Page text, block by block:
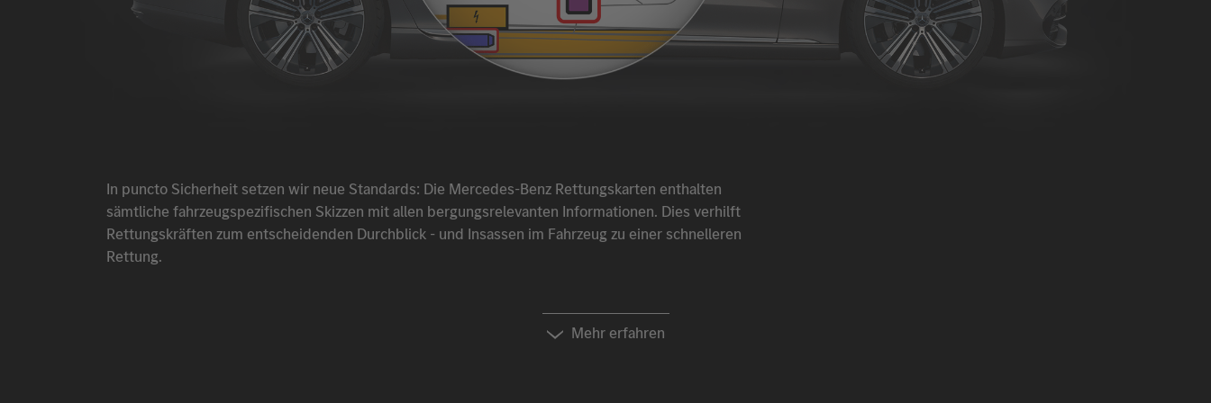
In puncto Sicherheit setzen wir neue Standards: Die Mercedes-Benz Rettungskarten enthalten
sämtliche fahrzeugspezifischen Skizzen mit allen bergungsrelevanten Informationen. Dies verhilft
Rettungskräften zum entscheidenden Durchblick - und Insassen im Fahrzeug zu einer schnelleren
Rettung.
Mehr erfahren